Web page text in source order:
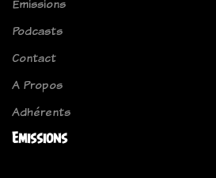
Emissions
Podcasts
Contact
A Propos
Adhérents
Emissions